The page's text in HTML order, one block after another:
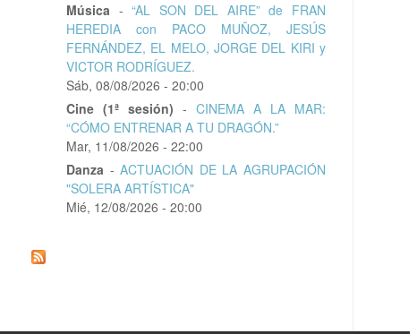
Música -“AL SON DEL AIRE” de FRAN
HEREDIA con PACO MUÑOZ, JESÚS
FERNÁNDEZ, EL MELO, JORGE DEL KIRI y
VICTOR RODRÍGUEZ.
Sáb, 08/08/2026 - 20:00
Cine (1ª sesión) - CINEMA A LA MAR:
“CÓMO ENTRENAR A TU DRAGÓN.”
Mar, 11/08/2026 - 22:00
Danza -ACTUACIÓN DE LA AGRUPACIÓN
"SOLERA ARTÍSTICA"
Mié, 12/08/2026 - 20:00